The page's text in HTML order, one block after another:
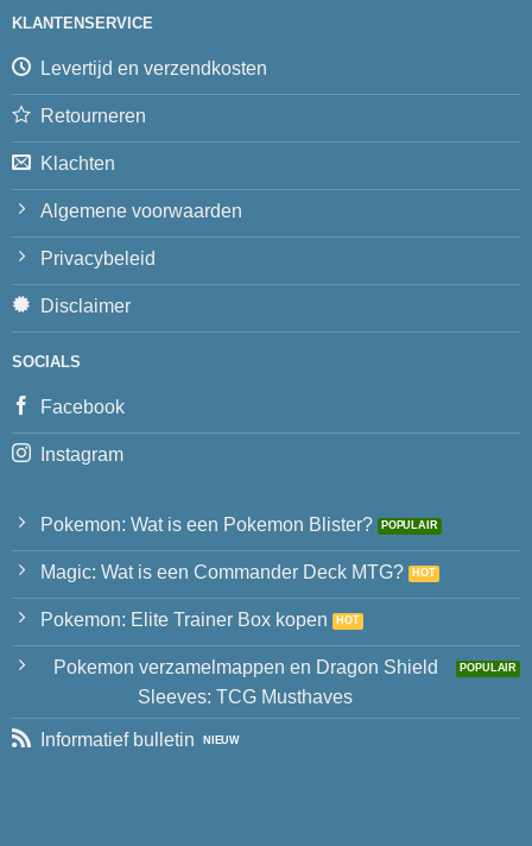
KLANTENSERVICE
Levertijd en verzendkosten
Retourneren
Klachten
Algemene voorwaarden
Privacybeleid
Disclaimer
SOCIALS
Facebook
Instagram
Pokemon: Wat is een Pokemon Blister?
Magic: Wat is een Commander Deck MTG?
Pokemon: Elite Trainer Box kopen
Pokemon verzamelmappen en Dragon Shield
Sleeves: TCG Musthaves
Informatief bulletin